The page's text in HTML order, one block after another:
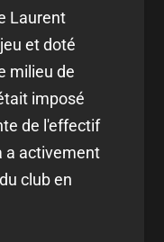
Laurent
et doté
milieu de
imposé
de l'effectif
a activement
club en